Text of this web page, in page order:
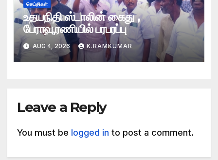
செய்திகள்
உதயநிதி ஸ்டாலின் கைது ,
பேராவூரணியில் பரபரப்பு
AUG 4, 2026 K.RAMKUMAR
Leave a Reply
You must be logged in to post a comment.